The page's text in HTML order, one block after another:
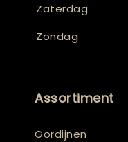
Zaterdag
Zondag
Assortiment
Gordijnen